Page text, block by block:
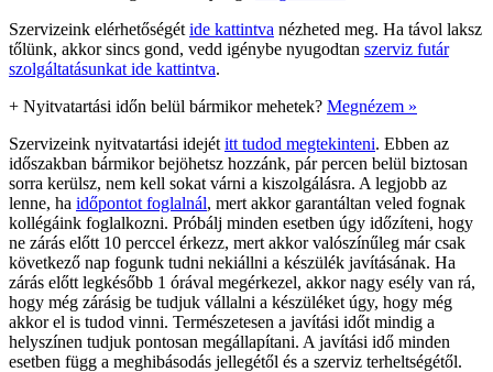
Szervizeink elérhetőségét ide kattintva nézheted meg. Ha távol laksz
tőlünk, akkor sincs gond, vedd igénybe nyugodtan szerviz futár
szolgáltatásunkat ide kattintva.
+ Nyitvatartási időn belül bármikor mehetek? Megnézem »
Szervizeink nyitvatartási idejét itt tudod megtekinteni. Ebben az
időszakban bármikor bejöhetsz hozzánk, pár percen belül biztosan
sorra kerülsz, nem kell sokat várni a kiszolgálásra. A legjobb az
lenne, ha időpontot foglalnál, mert akkor garantáltan veled fognak
kollégáink foglalkozni. Próbálj minden esetben úgy időzíteni, hogy
ne zárás előtt 10 perccel érkezz, mert akkor valószínűleg már csak
következő nap fogunk tudni nekiállni a készülék javításának. Ha
zárás előtt legkésőbb 1 órával megérkezel, akkor nagy esély van rá,
hogy még zárásig be tudjuk vállalni a készüléket úgy, hogy még
akkor el is tudod vinni. Természetesen a javítási időt mindig a
helyszínen tudjuk pontosan megállapítani. A javítási idő minden
esetben függ a meghibásodás jellegétől és a szerviz terheltségétől.